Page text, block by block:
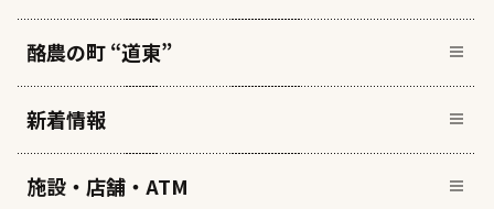
酪農の町 “道東”
新着情報
施設・店舗・ATM